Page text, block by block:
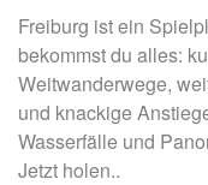
Freiburg ist ein
bekommst du alles:
Weitwanderwege,
und knackige
Wasserfälle und
Jetzt holen..